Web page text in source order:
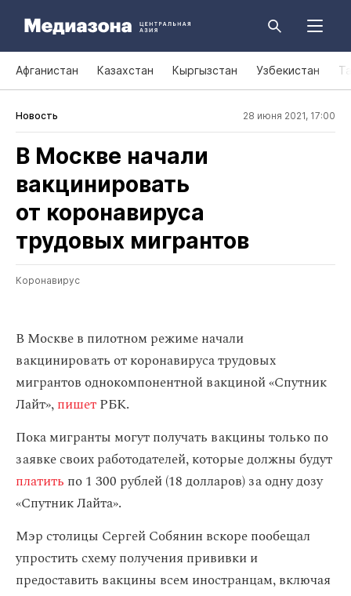
Афганистан Казахстан Кыргызстан Узбекистан
Новость 28 июня 2021, 17:00
В Москве начали
вакцинировать
от коронавируса
трудовых мигрантов
Коронавирус
В Москве в пилотном режиме начали
вакцинировать от коронавируса трудовых
мигрантов однокомпонентной вакциной «Спутник
Лайт»,пишетРБК.
Пока мигранты могут получать вакцины только по
заявке своих работодателей, которые должны будут
платить по 1 300 рублей (18 долларов) за одну дозу
«Спутник Лайта».
Мэр столицы Сергей Собянин вскоре пообещал
упростить схему получения прививки и
предоставить вакцины всем иностранцам, включая